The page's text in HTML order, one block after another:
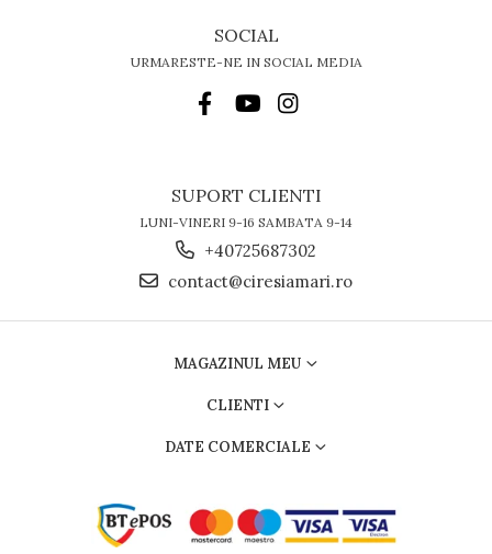
SOCIAL
URMARESTE-NE IN SOCIAL MEDIA
SUPORT CLIENTI
LUNI-VINERI 9-16 SAMBATA 9-14
+40725687302
contact@ciresiamari.ro
MAGAZINUL MEU
CLIENTI
DATE COMERCIALE